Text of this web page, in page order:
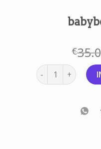
€
babyborn puppe